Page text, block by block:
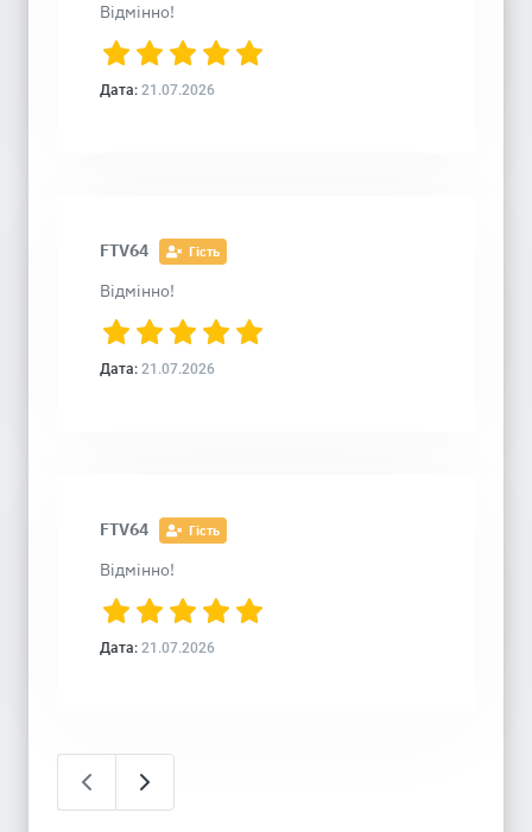
Відмінно!
Дата: 21.07.2026
FTV64 Гість
Відмінно!
Дата: 21.07.2026
FTV64 Гість
Відмінно!
Дата: 21.07.2026